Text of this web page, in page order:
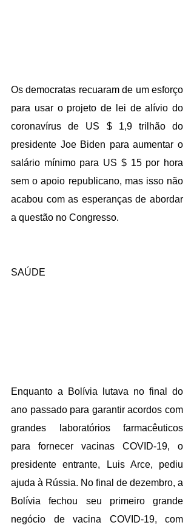
Os democratas recuaram de um esforço
para usar o projeto de lei de alívio do
coronavírus de US $ 1,9 trilhão do
presidente Joe Biden para aumentar o
salário mínimo para US $ 15 por hora
sem o apoio republicano, mas isso não
acabou com as esperanças de abordar
a questão no Congresso.
SAÚDE
Enquanto a Bolívia lutava no final do
ano passado para garantir acordos com
grandes laboratórios farmacêuticos
para fornecer vacinas COVID-19, o
presidente entrante, Luis Arce, pediu
ajuda à Rússia. No final de dezembro, a
Bolívia fechou seu primeiro grande
negócio de vacina COVID-19, com